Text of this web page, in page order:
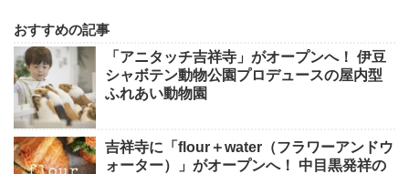
おすすめの記事
「アニタッチ吉祥寺」がオープンへ！ 伊豆
シャボテン動物公園プロデュースの屋内型
ふれあい動物園
吉祥寺に「flour＋water（フラワーアンドウ
ォーター）」がオープンへ！ 中目黒発祥の